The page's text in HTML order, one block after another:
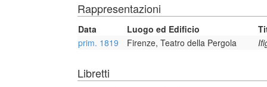
Rappresentazioni
Data Luogo ed Edificio
prim. 1819
Firenze, Teatro della Pergola
Libretti